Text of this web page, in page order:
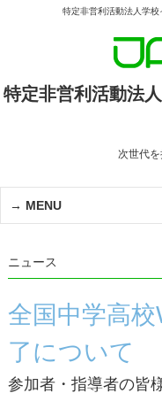
特定非営利活動法人学
特定非営利活動法
次世代
MENU
ニュース
全国中学高
了について
参加者・指導者の皆